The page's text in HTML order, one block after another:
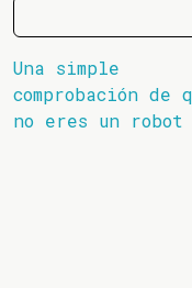
Una simple
comprobación de
no eres un robot